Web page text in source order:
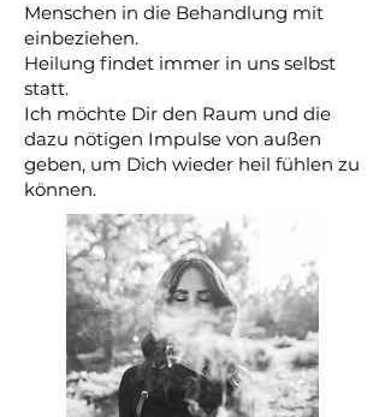
Menschen in die Behandlung mit
einbeziehen.
Heilung findet immer in uns selbst
statt.
Ich möchte Dir den Raum und die
dazu nötigen Impulse von außen
geben, um Dich wieder heil fühlen zu
können.